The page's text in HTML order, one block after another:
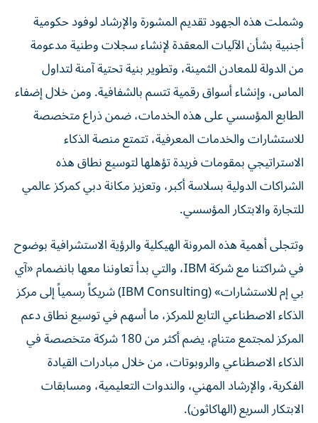
وشملت هذه الجهود تقديم المشورة والإرشاد لوفود حكومية
أجنبية بشأن الآليات المعقدة لإنشاء سجلات وطنية مدعومة
من الدولة للمعادن الثمينة، وتطوير بنية تحتية آمنة لتداول
الماس، وإنشاء أسواق رقمية تتسم بالشفافية. ومن خلال إضفاء
الطابع المؤسسي على هذه الخدمات، ضمن ذراع متخصصة
للاستشارات والخدمات المعرفية، تتمتع منصة الذكاء
الاستراتيجي بمقومات فريدة تؤهلها لتوسيع نطاق هذه
الشراكات الدولية بسلاسة أكبر، وتعزيز مكانة دبي كمركز عالمي
للتجارة والابتكار المؤسسي.
وتتجلى أهمية هذه المرونة الهيكلية والرؤية الاستشرافية بوضوح
في شراكتنا مع شركة IBM، والتي بدأ تعاوننا معها بانضمام «آي
بي إم للاستشارات» (IBM Consulting) شريكاً رسمياً إلى مركز
الذكاء الاصطناعي التابع للمركز، ما أسهم في توسيع نطاق دعم
المركز لمجتمع متنامٍ، يضم أكثر من 180 شركة متخصصة في
الذكاء الاصطناعي والروبوتات، من خلال مبادرات القيادة
الفكرية، والإرشاد المهني، والندوات التعليمية، ومسابقات
الابتكار السريع (الهاكاثون).